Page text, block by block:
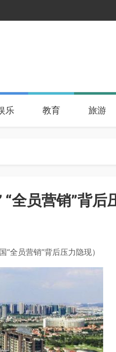
乐 教育 旅游
全员营销”背后
“全员营销”背后压力隐现）